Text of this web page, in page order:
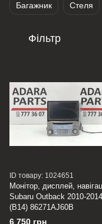
Багажник Стеля
Фільтр
ID товару: 1024651
Монітор, дисплей,
Subaru Outback 2010-2014
(B14) 86271AJ60B
6 750 грн